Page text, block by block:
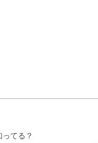
てる？